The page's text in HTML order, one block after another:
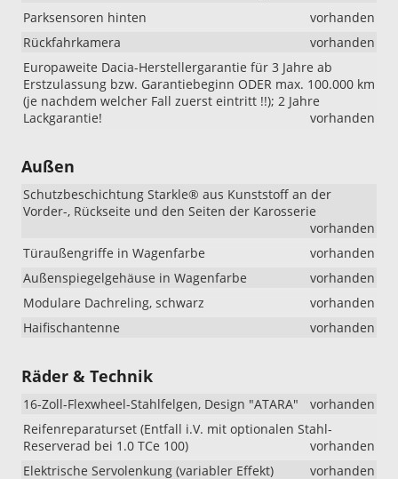
Parksensoren hinten
vorhanden
Rückfahrkamera
vorhanden
Europaweite Dacia-Herstellergarantie für 3 Jahre ab
Erstzulassung bzw. Garantiebeginn ODER max. 100.000 km
(je nachdem welcher Fall zuerst eintritt !!); 2 Jahre
Lackgarantie!
vorhanden
Außen
Schutzbeschichtung Starkle® aus Kunststoff an der
Vorder-, Rückseite und den Seiten der Karosserie
vorhanden
Türaußengriffe in Wagenfarbe
vorhanden
Außenspiegelgehäuse in Wagenfarbe
vorhanden
Modulare Dachreling, schwarz
vorhanden
Haifischantenne
vorhanden
Räder & Technik
16-Zoll-Flexwheel-Stahlfelgen, Design "ATARA"
vorhanden
Reifenreparaturset (Entfall i.V. mit optionalen Stahl-
Reserverad bei 1.0 TCe 100)
vorhanden
Elektrische Servolenkung (variabler Effekt)
vorhanden